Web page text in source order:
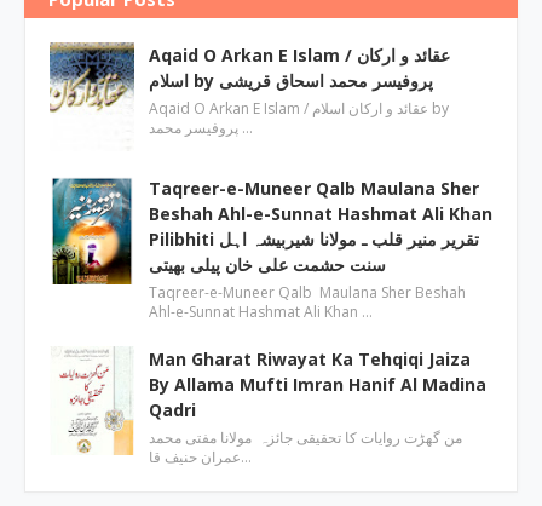
Aqaid O Arkan E Islam / عقائد و ارکان
اسلام by پروفیسر محمد اسحاق قریشی
Aqaid O Arkan E Islam / عقائد و ارکان اسلام by
پروفیسر محمد …
Taqreer-e-Muneer Qalb Maulana Sher
Beshah Ahl-e-Sunnat Hashmat Ali Khan
Pilibhiti تقریر منیر قلب ـ مولانا شیربیشہ اہل
سنت حشمت علی خان پیلی بھیتی
Taqreer-e-Muneer Qalb Maulana Sher Beshah
Ahl-e-Sunnat Hashmat Ali Khan …
Man Gharat Riwayat Ka Tehqiqi Jaiza
By Allama Mufti Imran Hanif Al Madina
Qadri
من گھڑت روایات کا تحقیقی جائزہ مولانا مفتی محمد
عمران حنیف قا…